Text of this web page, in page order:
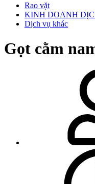
Rao vặt
KINH DOANH
Dịch vụ khác
Gọt cằm